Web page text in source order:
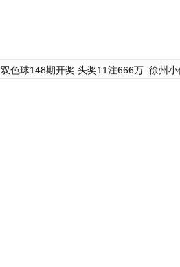
双色球148期开奖:头奖11注666万 徐州